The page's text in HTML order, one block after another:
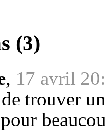
(3)
, 17 avril
trouver